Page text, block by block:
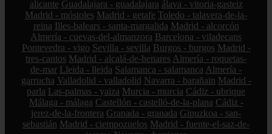
alicante Guadalajara - guadalajara álava - vitoria-gasteiz
Madrid - móstoles Madrid - getafe Toledo - talavera-de-la-
reina Illes-balears - santa-margalida Madrid - alcorcón
Almería - cuevas-del-almanzora Barcelona - viladecans
Pontevedra - vigo Sevilla - sevilla Burgos - burgos Madrid -
tres-cantos Madrid - alcalá-de-henares Almería - roquetas-
de-mar Lleida - lleida Salamanca - salamanca Almería -
garrucha Valladolid - valladolid Navarra - barañain Madrid -
parla Las-palmas - yaiza Murcia - murcia Cádiz - ubrique
Málaga - málaga Castellón - castelló-de-la-plana Cádiz -
jerez-de-la-frontera Granada - granada Gipuzkoa - san-
sebastián Madrid - ciempozuelos Madrid - fuente-el-saz-de-